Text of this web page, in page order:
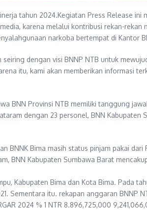
tahun 2024.Kegiatan Press Release
karena melalui kontribusi rekan-
narkoba bertempat di Kantor
seiring dengan visi BNNP NTB untuk
itu, kami akan memberikan informasi
BNN Provinsi NTB memiliki tanggung
dengan 23 personel, BNN
BNNK Bima masih status pinjam pakai
BNN Kabupaten Sumbawa Barat
Kabupaten Bima dan Kota Bima. Pada
Sementara itu. rekapan anggaran BNNP
2024 % 1 NTR 8.896,725,000